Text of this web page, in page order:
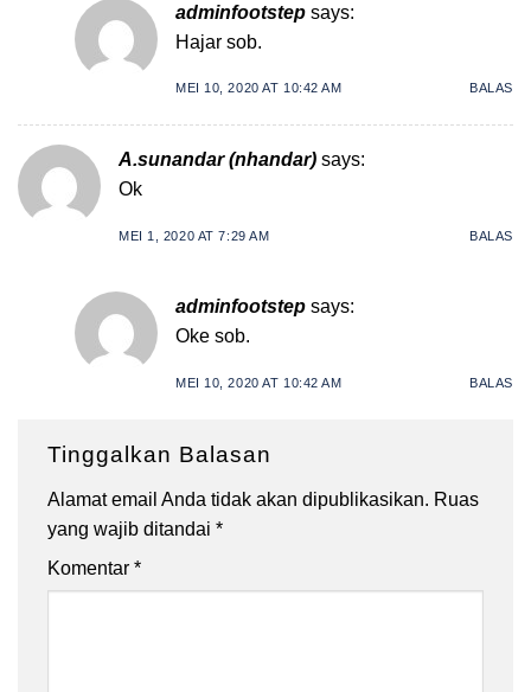
adminfootstep says:
Hajar sob.
MEI 10, 2020 AT 10:42 AM BALAS
A.sunandar (nhandar) says:
Ok
MEI 1, 2020 AT 7:29 AM BALAS
adminfootstep says:
Oke sob.
MEI 10, 2020 AT 10:42 AM BALAS
Tinggalkan Balasan
Alamat email Anda tidak akan dipublikasikan. Ruas
yang wajib ditandai *
Komentar *